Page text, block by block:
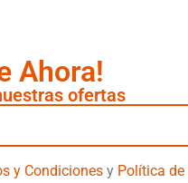
Ahora!
ofertas
y Condicionesy Política